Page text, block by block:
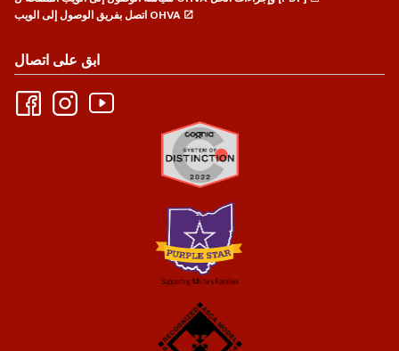
اتصل بفريق الوصول إلى الويب OHVA
ابق على اتصال